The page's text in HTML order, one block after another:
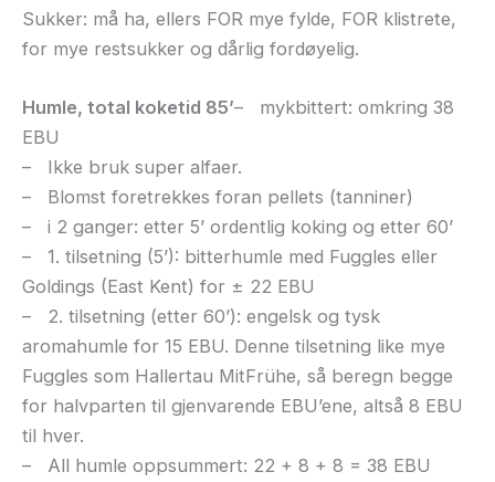
Sukker: må ha, ellers FOR mye fylde, FOR klistrete,
for mye restsukker og dårlig fordøyelig.
Humle, total koketid 85’– mykbittert: omkring 38
EBU
– Ikke bruk super alfaer.
– Blomst foretrekkes foran pellets (tanniner)
– i 2 ganger: etter 5’ ordentlig koking og etter 60’
– 1. tilsetning (5’): bitterhumle med Fuggles eller
Goldings (East Kent) for ± 22 EBU
– 2. tilsetning (etter 60’): engelsk og tysk
aromahumle for 15 EBU. Denne tilsetning like mye
Fuggles som Hallertau MitFrühe, så beregn begge
for halvparten til gjenvarende EBU’ene, altså 8 EBU
til hver.
– All humle oppsummert: 22 + 8 + 8 = 38 EBU